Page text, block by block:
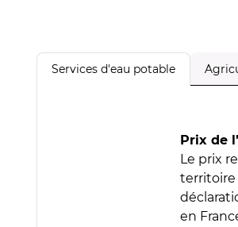
Services d'eau potable
Prix de
Le prix
territoire
en